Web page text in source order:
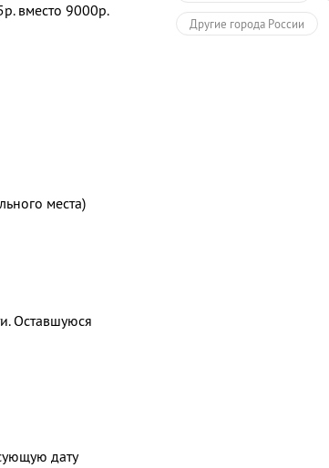
вместо 9000р.
места)
Оставшуюся
дату
Другие города России